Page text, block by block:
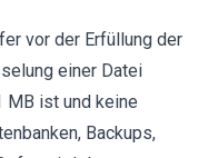
vor der Erfüllung der
einer Datei
MB ist und keine
Backups,